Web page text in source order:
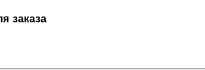
заказа